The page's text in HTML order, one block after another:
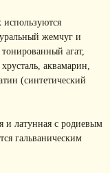
жемчуг и
агат,
аквамарин,
(синтетический
и латунная с родиевым
гальваническим